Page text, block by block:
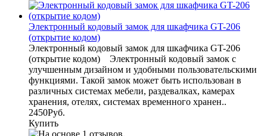
Электронный кодовый замок для шкафчика GT-206
(открытие кодом)
Электронный кодовый замок для шкафчика GT-206
(открытие кодом) Электронный кодовый замок с
улучшенным дизайном и удобными пользовательскими
функциями. Такой замок может быть использован в
различных системах мебели, раздевалках, камерах
хранения, отелях, системах временного хранен..
2450Руб.
Купить